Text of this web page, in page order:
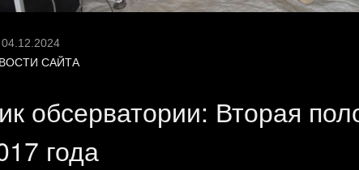
04.12.2024
САЙТА
обсерватории: Вторая
года